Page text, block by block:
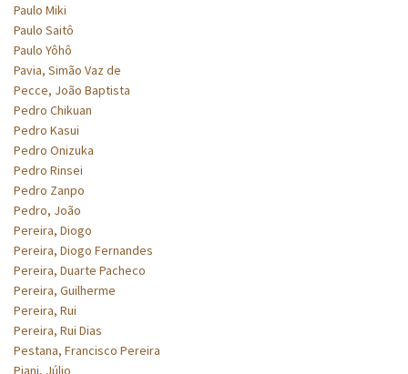
Paulo Miki
Paulo Saitô
Paulo Yôhô
Pavia, Simão Vaz de
Pecce, João Baptista
Pedro Chikuan
Pedro Kasui
Pedro Onizuka
Pedro Rinsei
Pedro Zanpo
Pedro, João
Pereira, Diogo
Pereira, Diogo Fernandes
Pereira, Duarte Pacheco
Pereira, Guilherme
Pereira, Rui
Pereira, Rui Dias
Pestana, Francisco Pereira
Piani, Júlio